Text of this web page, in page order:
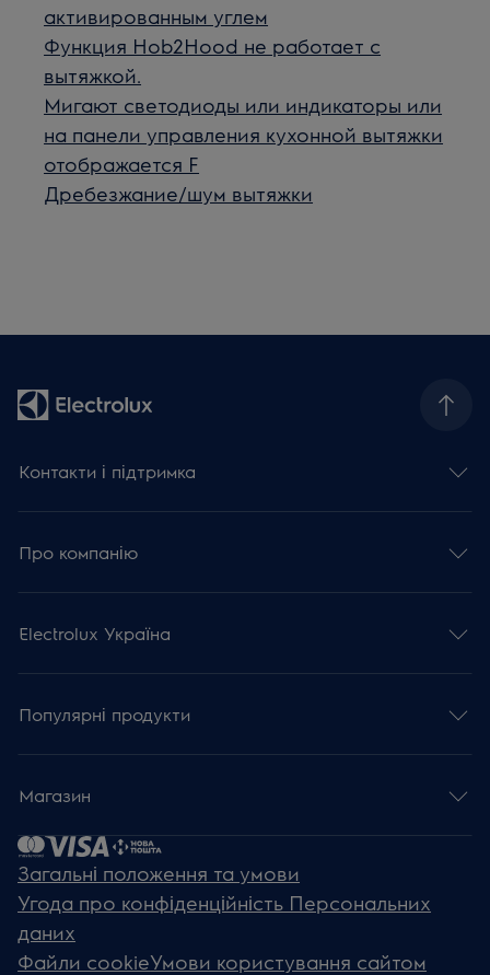
активированным углем
Функция Hob2Hood не работает с
вытяжкой.
Мигают светодиоды или индикаторы или
на панели управления кухонной вытяжки
отображается F
Дребезжание/шум вытяжки
Контакти і підтримка
Про компанію
Electrolux Україна
Популярні продукти
Магазин
Загальні положення та умови
Угода про конфіденційність Персональних
даних
Файли cookieУмови користування сайтом